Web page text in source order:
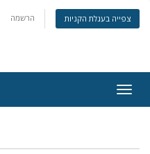
הרשמה צפייה בעגלת הקניות